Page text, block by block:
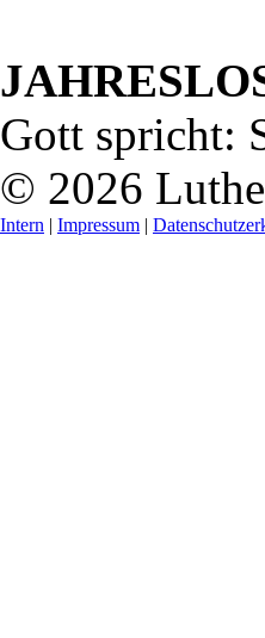
Gott spricht:
© 2026
Intern | Impressum |